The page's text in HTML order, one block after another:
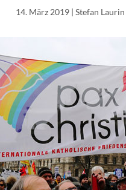
14. März 2019 | Stefan Laurin